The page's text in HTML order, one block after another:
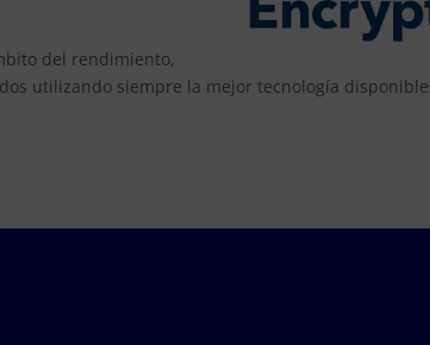
del rendimiento,
utilizando siempre la mejor tecnología